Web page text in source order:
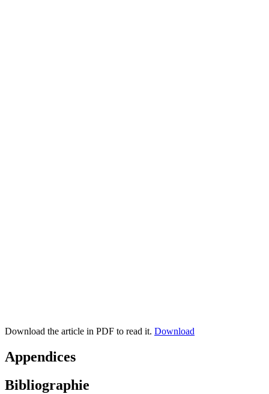
Download the article in PDF to read it. Download
Appendices
Bibliographie